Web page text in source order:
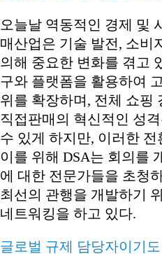
오늘날 역동적인 경제 및
매산업은 기술 발전, 소비
의해 중요한 변화를 겪고
구와 플랫폼을 활용하여
위를 확장하며, 전체 쇼핑
직접판매의 혁신적인 성
수 있게 하지만, 이러한
이를 위해 DSA는 회의를
에 대한 전문가들을 초청
최선의 관행을 개발하기
네트워킹을 하고 있다.
글로벌 규제 담당자이기